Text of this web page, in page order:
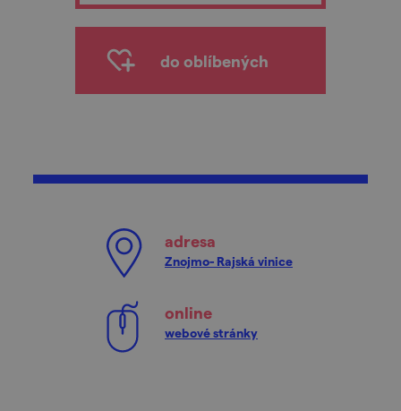
do oblíbených
adresa
Znojmo- Rajská vinice
online
webové stránky